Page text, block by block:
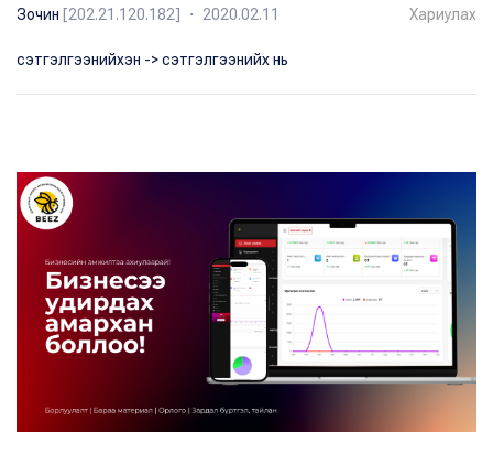
Зочин [202.21.120.182] ・ 2020.02.11 Хариулах
сэтгэлгээнийхэн -> сэтгэлгээнийх нь